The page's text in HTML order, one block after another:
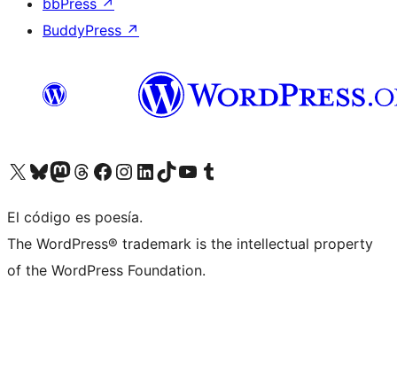
bbPress ↗
BuddyPress ↗
Visita nuestra cuenta de X (anteriormente Twitter)
Visita nuestra cuenta de Bluesky
Visita nuestra cuenta de Mastodon
Visita nuestra cuenta de Threads
Visita nuestra página de Facebook
Visita nuestra cuenta de Instagram
Visita nuestra cuenta de LinkedIn
Visita nuestra cuenta de TikTok
Visita nuestro canal de YouTube
Visita nuestra cuenta de Tumblr
El código es poesía.
The WordPress® trademark is the intellectual property
of the WordPress Foundation.